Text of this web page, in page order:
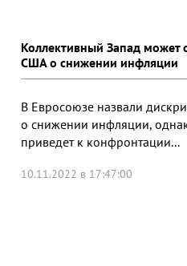
Коллективный Запад может
США о снижении инфляции
В Евросоюзе назвали
о снижении инфляции,
приведет к конфронтации...
10.11.2022 в 17:47:00